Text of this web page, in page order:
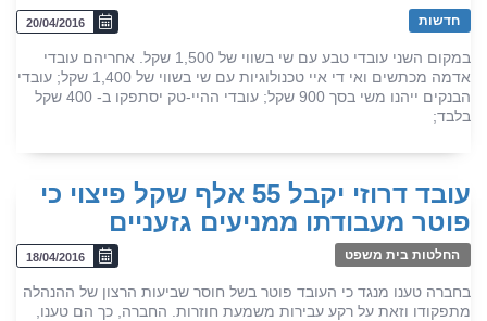
20/04/2016 חדשות
במקום השני עובדי טבע עם שי בשווי של 1,500 שקל. אחריהם עובדי
אדמה מכתשים ואי די איי טכנולוגיות עם שי בשווי של 1,400 שקל; עובדי
הבנקים ייהנו משי בסך 900 שקל; עובדי ההיי-טק יסתפקו ב- 400 שקל
בלבד;
עובד דרוזי יקבל 55 אלף שקל פיצוי כי
פוטר מעבודתו ממניעים גזעניים
18/04/2016 החלטות בית משפט
בחברה טענו מנגד כי העובד פוטר בשל חוסר שביעות הרצון של ההנהלה
מתפקודו וזאת על רקע עבירות משמעת חוזרות. החברה, כך הם טענו,